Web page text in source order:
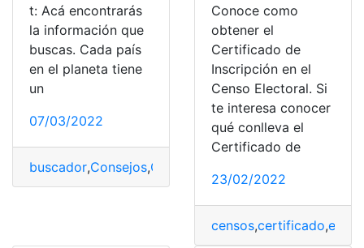
t: Acá encontrarás
la información que
buscas. Cada país
en el planeta tiene
un
07/03/2022
buscador,Consejos,Gobierno
Conoce como
obtener el
Certificado de
Inscripción en el
Censo Electoral. Si
te interesa conocer
qué conlleva el
Certificado de
23/02/2022
censos,certificado,